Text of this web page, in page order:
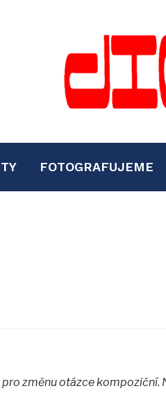
FOTOGRAFUJEME
pro změnu otázce kompoziční.